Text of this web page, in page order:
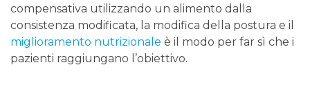
compensativa utilizzando un alimento dalla
consistenza modificata, la modifica della postura e il
miglioramento nutrizionale è il modo per far sì che i
pazienti raggiungano l’obiettivo.